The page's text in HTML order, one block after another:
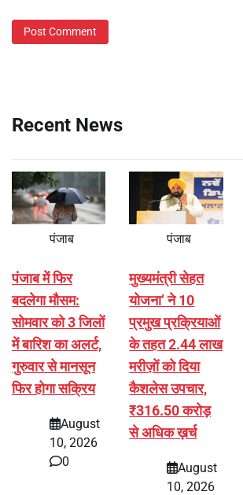
Recent News
पंजाब
पंजाब में फिर
बदलेगा मौसम:
सोमवार को 3 जिलों
में बारिश का अलर्ट,
गुरुवार से मानसून
फिर होगा सक्रिय
August
10, 2026
0
पंजाब
मुख्यमंत्री सेहत
योजना’ ने 10
प्रमुख प्रक्रियाओं
के तहत 2.44 लाख
मरीज़ों को दिया
कैशलेस उपचार,
₹316.50 करोड़
से अधिक ख़र्च
August
10, 2026